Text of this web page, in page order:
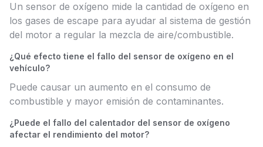
Un sensor de oxígeno mide la cantidad de oxígeno en
los gases de escape para ayudar al sistema de gestión
del motor a regular la mezcla de aire/combustible.
¿Qué efecto tiene el fallo del sensor de oxígeno en el
vehículo?
Puede causar un aumento en el consumo de
combustible y mayor emisión de contaminantes.
¿Puede el fallo del calentador del sensor de oxígeno
afectar el rendimiento del motor?